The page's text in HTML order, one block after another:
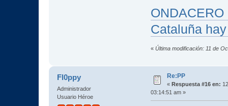
Cataluña
« Última modificación: 11 de
Fl0ppy
Administrador
Usuario Héroe
Re:PP
« Respuesta #16 en:
03:14:51 am »